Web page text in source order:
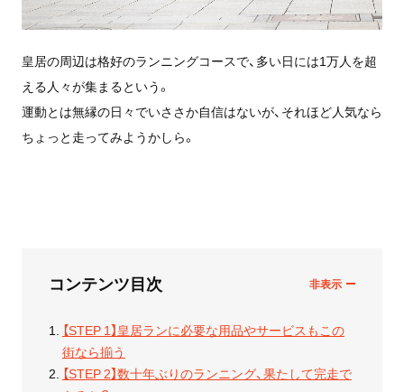
皇居の周辺は格好のランニングコースで、多い日には1万人を超
える人々が集まるという。
運動とは無縁の日々でいささか自信はないが、それほど人気なら
ちょっと走ってみようかしら。
コンテンツ目次
【STEP 1】皇居ランに必要な用品やサービスもこの
街なら揃う
【STEP 2】数十年ぶりのランニング、果たして完走で